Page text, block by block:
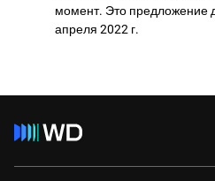
момент. Это предложение
апреля 2022 г.